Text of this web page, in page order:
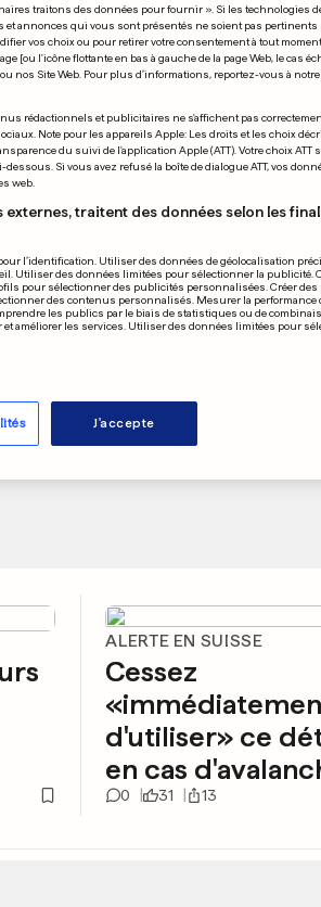
EN 2024
Les Français
plus au ciné,
mondiale»
ALERTE EN SUISSE
Cessez
d'utiliser» ce
en cas
0 31 13
traitons des données pour fournir ». Si les technologies
et annonces qui vous sont présentés ne soient pas pertinents
vos choix ou pour retirer votre consentement à tout
[ou l'icône flottante en bas à gauche de la page Web, le cas
nos Site Web. Pour plus d’informations, reportez-vous à
rédactionnels et publicitaires ne s'affichent pas
Note pour les appareils Apple: Les droits et les choix
du suivi de l'application Apple (ATT). Votre choix ATT
Si vous avez refusé la boîte de dialogue ATT, vos
web.
traitent des données selon les
l’identification. Utiliser des données de géolocalisation
Utiliser des données limitées pour sélectionner la publicité.
pour sélectionner des publicités personnalisées. Créer des
des contenus personnalisés. Mesurer la performance
les publics par le biais de statistiques ou de
améliorer les services. Utiliser des données limitées pour
J'accepte